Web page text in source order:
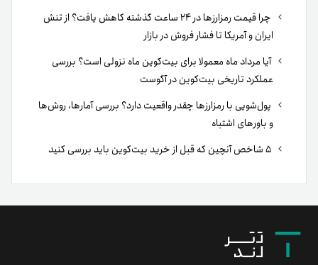
چرا قیمت رمزارزها در ۲۴ ساعت گذشته کاهش یافت؟ از تنش
ایران و آمریکا تا فشار فروش در بازار
آیا مرداد ماه معمولا برای بیت‌کوین ماه نزولی است؟ بررسی
عملکرد تاریخی بیت‌کوین در آگوست
پول‌شویی با رمزارزها چقدر واقعیت دارد؟ بررسی آمارها، روش‌ها
و باورهای اشتباه